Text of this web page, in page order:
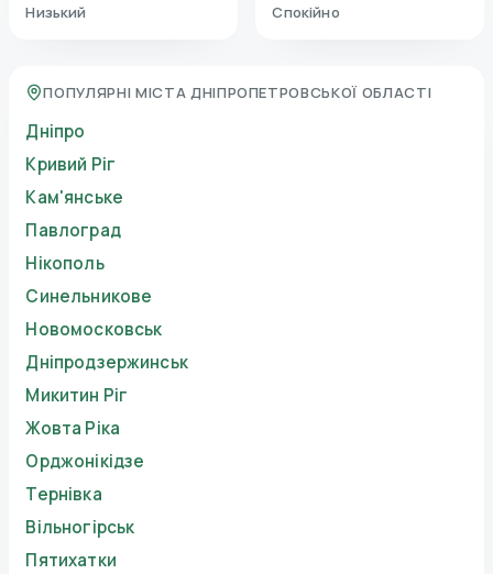
Низький Спокійно
ПОПУЛЯРНІ МІСТА ДНІПРОПЕТРОВСЬКОЇ ОБЛАСТІ
Дніпро
Кривий Ріг
Кам'янське
Павлоград
Нікополь
Синельникове
Новомосковськ
Дніпродзержинськ
Микитин Ріг
Жовта Ріка
Орджонікідзе
Тернівка
Вільногірськ
Пятихатки